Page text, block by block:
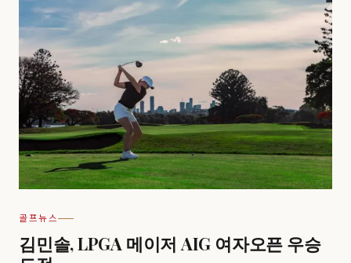
골프뉴스
김민솔, LPGA 메이저 AIG 여자오픈 우승